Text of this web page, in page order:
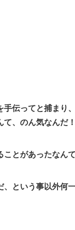
手伝ってと捕まり
、のん気なんだ！
とがあったなんて
、という事以外何